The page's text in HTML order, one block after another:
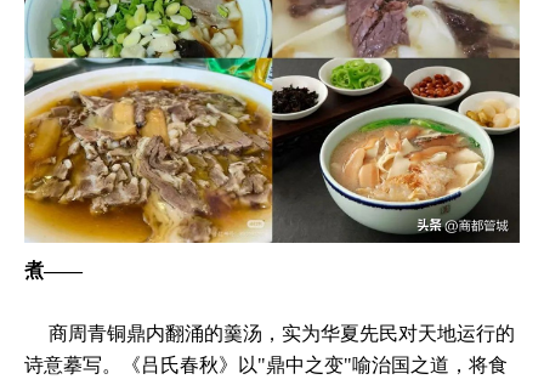
煮——
商周青铜鼎内翻涌的羹汤，实为华夏先民对天地运行的
诗意摹写。《吕氏春秋》以"鼎中之变"喻治国之道，将食